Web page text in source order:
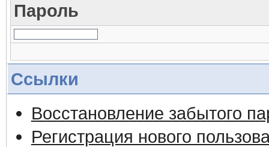
Пароль
Ссылки
Восстановление забытого
Регистрация нового